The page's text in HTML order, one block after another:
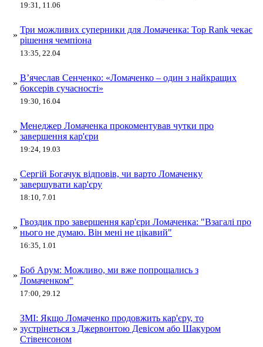
19:31, 11.06
»
Три можливих суперники для Ломаченка: Top Rank чекає
рішення чемпіона
13:35, 22.04
»
В’ячеслав Сенченко: «Ломаченко – один з найкращих
боксерів сучасності»
19:30, 16.04
»
Менеджер Ломаченка прокоментував чутки про
завершення кар'єри
19:24, 19.03
»
Сергій Богачук відповів, чи варто Ломаченку
завершувати кар'єру
18:10, 7.01
»
Гвоздик про завершення кар'єри Ломаченка: "Взагалі про
нього не думаю. Він мені не цікавий"
16:35, 1.01
»
Боб Арум: Можливо, ми вже попрощались з
Ломаченком"
17:00, 29.12
»
ЗМІ: Якщо Ломаченко продовжить кар'єру, то
зустрінеться з Джервонтою Девісом або Шакуром
Стівенсоном